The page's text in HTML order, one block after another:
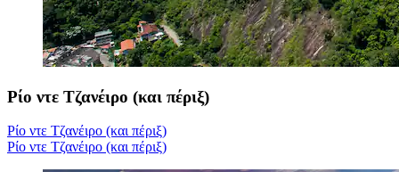
Ρίο ντε Τζανέιρο (και πέριξ)
Ρίο ντε Τζανέιρο (και πέριξ)
Ρίο ντε Τζανέιρο (και πέριξ)